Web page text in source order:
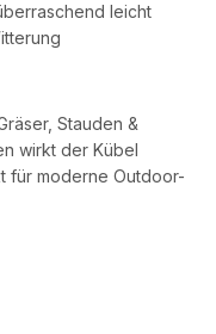
leicht
Stauden &
wirkt der Kübel
für moderne Outdoor-